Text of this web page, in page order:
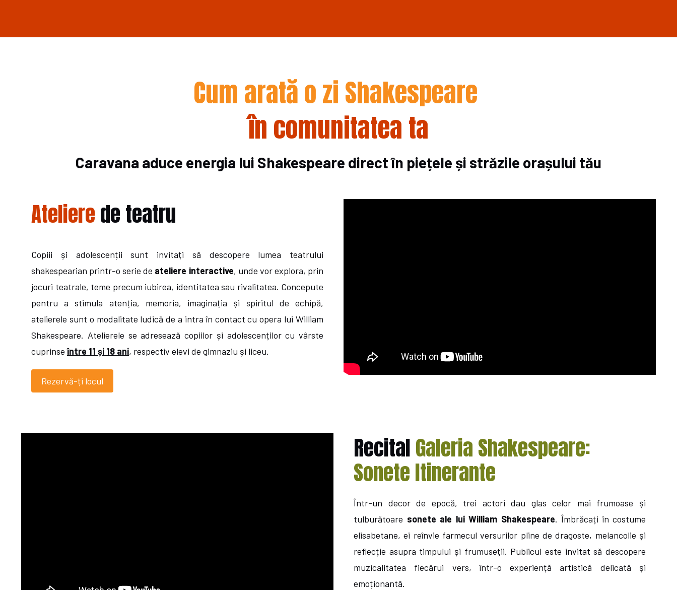
Cum arată o zi Shakespeare
în comunitatea ta
Caravana aduce energia lui Shakespeare direct în piețele și străzile orașului tău
Atelierede teatru
Copiii și adolescenții sunt invitați să descopere lumea teatrului
shakespearian printr-o serie de ateliere interactive, unde vor explora, prin
jocuri teatrale, teme precum iubirea, identitatea sau rivalitatea. Concepute
pentru a stimula atenția, memoria, imaginația și spiritul de echipă,
atelierele sunt o modalitate ludică de a intra în contact cu opera lui William
Shakespeare. Atelierele se adresează copiilor și adolescenților cu vârste
cuprinseîntre 11 și 18 ani, respectiv elevi de gimnaziu și liceu.
Rezervă-ți locul
RecitalGaleria Shakespeare:
Sonete Itinerante
Într-un decor de epocă, trei actori dau glas celor mai frumoase și
tulburătoare sonete ale lui William Shakespeare. Îmbrăcați în costume
elisabetane, ei reînvie farmecul versurilor pline de dragoste, melancolie și
reflecție asupra timpului și frumuseții. Publicul este invitat să descopere
muzicalitatea fiecărui vers, într-o experiență artistică delicată și
emoționantă.